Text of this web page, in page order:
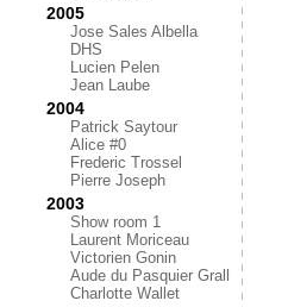
2005
Jose Sales Albella
DHS
Lucien Pelen
Jean Laube
2004
Patrick Saytour
Alice #0
Frederic Trossel
Pierre Joseph
2003
Show room 1
Laurent Moriceau
Victorien Gonin
Aude du Pasquier Grall
Charlotte Wallet